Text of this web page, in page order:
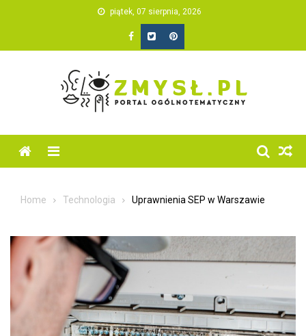
piątek, 07 sierpnia, 2026
Home Technologia Uprawnienia SEP w Warszawie